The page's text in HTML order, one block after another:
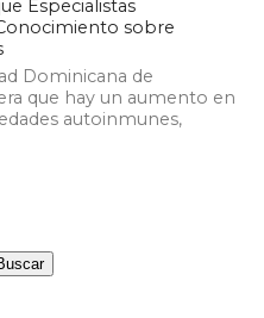
Especialistas
sobre
Dominicana de
que hay un aumento en
autoinmunes,